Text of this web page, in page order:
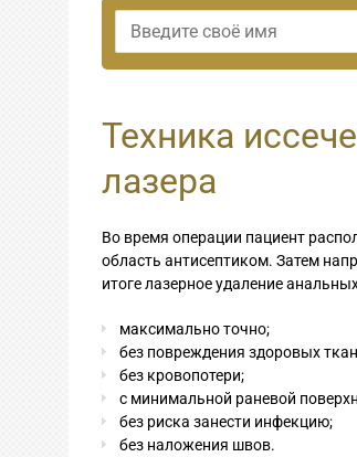
Техника
лазера
Во время операции пациент
область антисептиком. Затем
итоге лазерное удаление
максимально точно;
без повреждения здоровых
без кровопотери;
с минимальной раневой
без риска занести инфекцию;
без наложения швов.